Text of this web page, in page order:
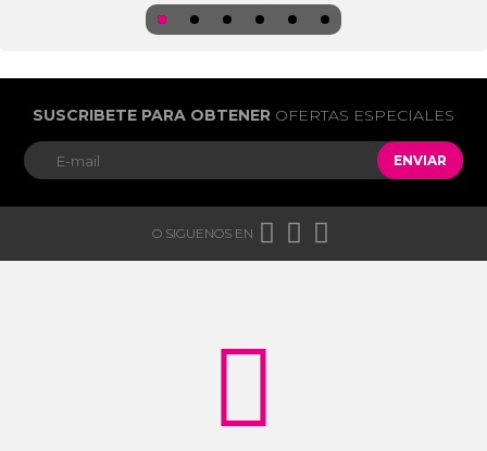
SUSCRIBETE PARA OBTENER OFERTAS ESPECIALES
ENVIAR
O SIGUENOS EN   
